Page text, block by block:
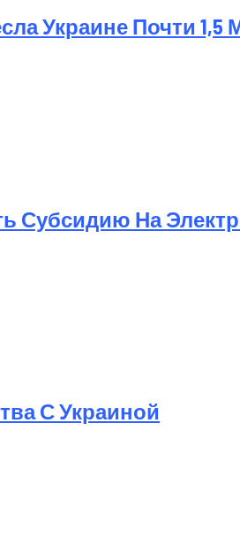
Украине Почти 1,5
Субсидию На
С Украиной